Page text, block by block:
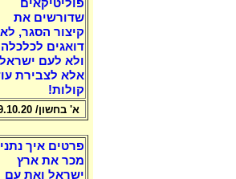
פוליטיקאים
שדורשים את
קיצור הסגר, לא
דואגים לכלכלה
ולא לעם
אלא לצבירת
קולות!
א' בחשון/ 19.10.20
פרטים איך
מכר את ארץ
ישראל ואת עם